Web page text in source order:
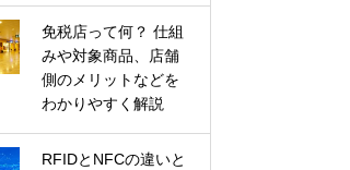
免税店って何？ 仕組
みや対象商品、店舗
側のメリットなどを
わかりやすく解説
RFIDとNFCの違いと